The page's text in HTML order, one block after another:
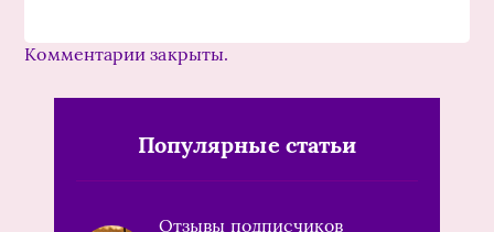
Комментарии закрыты.
Популярные статьи
Отзывы подписчиков